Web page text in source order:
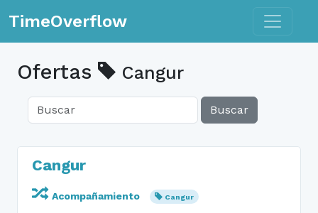
TimeOverflow Toggle
Ofertas Cangur
Buscar
Cangur
Acompañamiento Cangur